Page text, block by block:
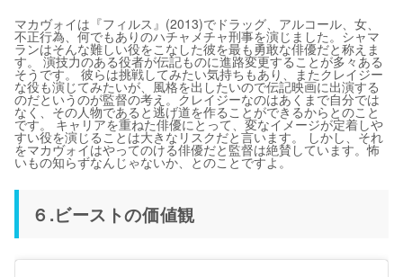
マカヴォイは『フィルス』(2013)でドラッグ、アルコール、女、
不正行為、何でもありのハチャメチャ刑事を演じました。シャマ
ランはそんな難しい役をこなした彼を最も勇敢な俳優だと称えま
す。 演技力のある役者が伝記ものに進路変更することが多々ある
そうです。 彼らは挑戦してみたい気持ちもあり、またクレイジー
な役も演じてみたいが、風格を出したいので伝記映画に出演する
のだというのが監督の考え。クレイジーなのはあくまで自分では
なく、その人物であると逃げ道を作ることができるからとのこと
です。 キャリアを重ねた俳優にとって、変なイメージが定着しや
すい役を演じることは大きなリスクだと言います。 しかし、それ
をマカヴォイはやってのける俳優だと監督は絶賛しています。怖
いもの知らずなんじゃないか、とのことですよ。
６.ビーストの価値観